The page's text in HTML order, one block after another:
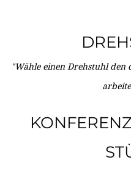
"Wähle einen Drehstuhl